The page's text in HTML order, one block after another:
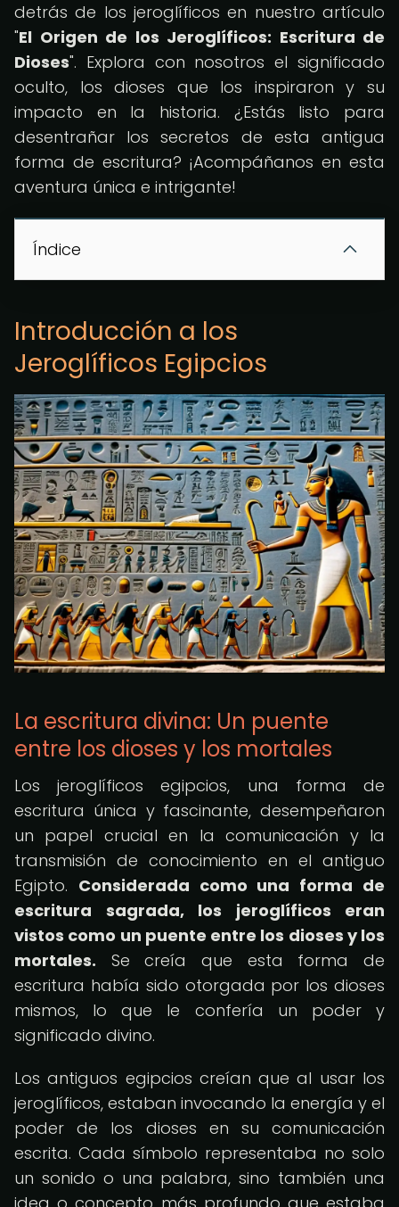
detrás de los jeroglíficos en nuestro artículo
"El Origen de los Jeroglíficos: Escritura de
Dioses". Explora con nosotros el significado
oculto, los dioses que los inspiraron y su
impacto en la historia. ¿Estás listo para
desentrañar los secretos de esta antigua
forma de escritura? ¡Acompáñanos en esta
aventura única e intrigante!
Índice
Introducción a los
Jeroglíficos Egipcios
La escritura divina: Un puente
entre los dioses y los mortales
Los jeroglíficos egipcios, una forma de
escritura única y fascinante, desempeñaron
un papel crucial en la comunicación y la
transmisión de conocimiento en el antiguo
Egipto. Considerada como una forma de
escritura sagrada, los jeroglíficos eran
vistos como un puente entre los dioses y los
mortales. Se creía que esta forma de
escritura había sido otorgada por los dioses
mismos, lo que le confería un poder y
significado divino.
Los antiguos egipcios creían que al usar los
jeroglíficos, estaban invocando la energía y el
poder de los dioses en su comunicación
escrita. Cada símbolo representaba no solo
un sonido o una palabra, sino también una